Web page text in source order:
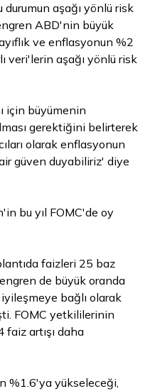
aşağı yönlü risk
ABD'nin büyük
ve enflasyonun %2
veri'lerin aşağı yönlü risk
için büyümenin
gerektiğini belirterek
olarak enflasyonun
güven duyabiliriz' diye
bu yıl FOMC'de oy
faizleri 25 baz
de büyük oranda
bağlı olarak
FOMC yetkililerinin
artışı daha
%1.6'ya yükseleceği,